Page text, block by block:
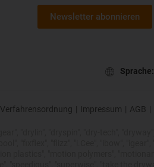
Newsletter abonnieren
Sprache:
Verfahrensordnung | Impressum | AGB |